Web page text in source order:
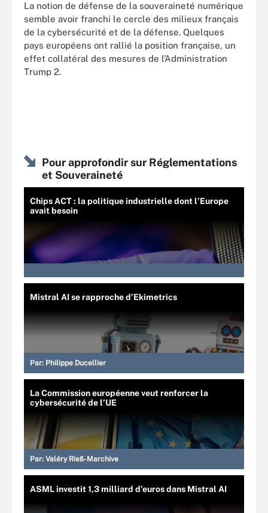
La notion de défense de la souveraineté numérique
semble avoir franchi le cercle des milieux français
de la cybersécurité et de la défense. Quelques
pays européens ont rallié la position française, un
effet collatéral des mesures de l’Administration
Trump 2.
Pour approfondir sur Réglementations
et Souveraineté
Chips ACT : la politique industrielle dont l’Europe
avait besoin
Mistral AI se rapproche d’Ekimetrics
Par: Philippe Ducellier
La Commission européenne veut renforcer la
cybersécurité de l’UE
Par: Valéry Rieß-Marchive
ASML investit 1,3 milliard d’euros dans Mistral AI